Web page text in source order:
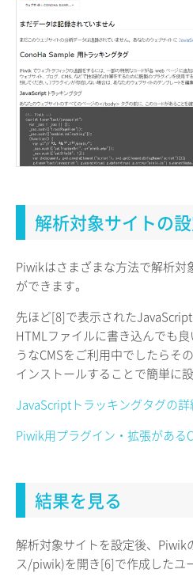
解析対象サイトの
Piwikはさまざまな方法で解析対
ができます。
先ほど[8]で表示された
HTMLファイルに書き込んでも
うなCMSをご利用中でしたらそ
インストールすることで簡単に
JavaScriptトラッキングタグの
Piwik用プラグイン・拡張がある
結果を見る
解析対象サイトを設定後、Piwik
ス/piwik)を開き[6]で作成した